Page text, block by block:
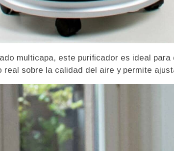
multicapa, este purificador es ideal
sobre la calidad del aire y permite